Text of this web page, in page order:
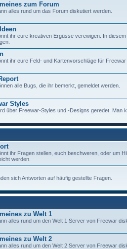
zum Forum
alles rund um das Forum diskutiert werden.
ihr eure kreativen Ergüsse verewigen. In
ihr eure Feld- und Kartenvorschläge für Freewar
alle Bugs, die ihr bemerkt, gemeldet werden.
Styles
über Freewar-Styles und -Designs geredet. Man
ihr Fragen stellen, euch beschweren, oder um
werden.
sich Antworten auf häufig gestellte Fragen.
zu Welt 1
alles rund um den Welt 1 Server von Freewar
zu Welt 2
alles rund um den Welt 2 Server von Freewar